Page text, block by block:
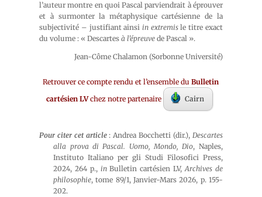
l’auteur montre en quoi Pascal parviendrait à éprouver
et à surmonter la métaphysique cartésienne de la
subjectivité – justifiant ainsi in extremisle titre exact
du volume : « Descartesà l’épreuve de Pascal ».
Jean-Côme Chalamon (Sorbonne Université)
Retrouver ce compte rendu et l’ensemble duBulletin
cartésien LVchez notre partenaire Cairn
Pour citer cet article: Andrea Bocchetti (dir.), Descartes
alla prova di Pascal. Uomo, Mondo, Dio, Naples,
Instituto Italiano per gli Studi Filosofici Press,
2024, 264 p., inBulletin cartésien LV,Archives de
philosophie, tome 89/1, Janvier-Mars 2026, p. 155-
202.